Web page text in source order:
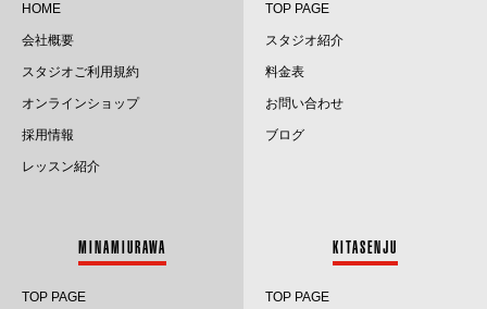
2025.7
2025.5
HOME
会社概要
スタジオご利用規約
オンラインショップ
採用情報
レッスン紹介
TOP PAGE
スタジオ紹介
料金表
お問い合わせ
ブログ
MINAMIURAWA
TOP PAGE
KITASENJU
TOP PAGE